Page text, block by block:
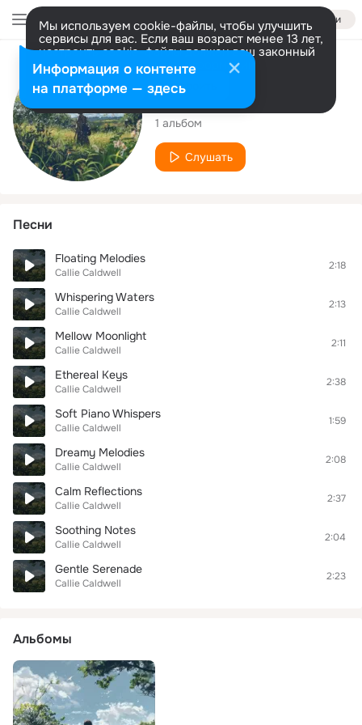
Войти
Мы используем cookie-файлы, чтобы улучшить
сервисы для вас. Если ваш возраст менее 13 лет,
настроить cookie-файлы должен ваш законный
представитель. Больше информации
Разрешить все Настроить
Исполнитель
Callie Caldwell
1 альбом
Слушать
Песни
Floating Melodies
Callie Caldwell
2:18
Whispering Waters
Callie Caldwell
2:13
Mellow Moonlight
Callie Caldwell
2:11
Ethereal Keys
Callie Caldwell
2:38
Soft Piano Whispers
Callie Caldwell
1:59
Dreamy Melodies
Callie Caldwell
2:08
Calm Reflections
Callie Caldwell
2:37
Soothing Notes
Callie Caldwell
2:04
Gentle Serenade
Callie Caldwell
2:23
Альбомы
Информация о контенте
на платформе — здесь